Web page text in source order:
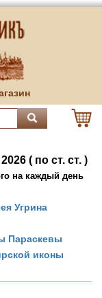
( по ст. ст. )
на каждый день
Угрина
Параскевы
иконы